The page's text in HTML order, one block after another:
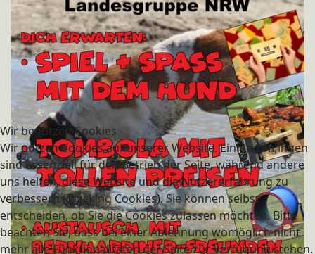
Wir benutzen Cookies
Wir nutzen Cookies auf unserer Website. Einige von ihnen
sind essenziell für den Betrieb der Seite, während andere
uns helfen, diese Website und die Nutzererfahrung zu
verbessern (Tracking Cookies). Sie können selbst
entscheiden, ob Sie die Cookies zulassen möchten. Bitte
beachten Sie, dass bei einer Ablehnung womöglich nicht
mehr alle Funktionalitäten der Seite zur Verfügung stehen.